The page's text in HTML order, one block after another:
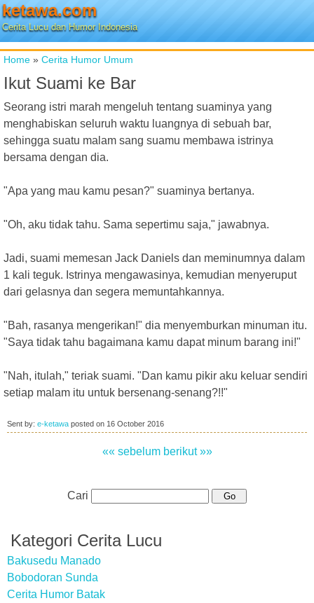
ketawa.com
Cerita Lucu dan Humor Indonesia
Home » Cerita Humor Umum
Ikut Suami ke Bar
Seorang istri marah mengeluh tentang suaminya yang
menghabiskan seluruh waktu luangnya di sebuah bar,
sehingga suatu malam sang suamu membawa istrinya
bersama dengan dia.
"Apa yang mau kamu pesan?" suaminya bertanya.
"Oh, aku tidak tahu. Sama sepertimu saja," jawabnya.
Jadi, suami memesan Jack Daniels dan meminumnya dalam
1 kali teguk. Istrinya mengawasinya, kemudian menyeruput
dari gelasnya dan segera memuntahkannya.
"Bah, rasanya mengerikan!" dia menyemburkan minuman itu.
"Saya tidak tahu bagaimana kamu dapat minum barang ini!"
"Nah, itulah," teriak suami. "Dan kamu pikir aku keluar sendiri
setiap malam itu untuk bersenang-senang?!!"
Sent by: e-ketawa posted on 16 October 2016
«« sebelum berikut »»
Cari
Kategori Cerita Lucu
Bakusedu Manado
Bobodoran Sunda
Cerita Humor Batak